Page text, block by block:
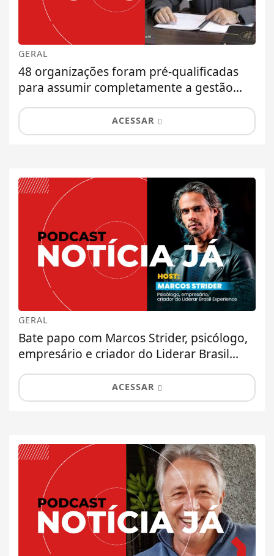
GERAL
48 organizações foram pré-qualificadas
para assumir completamente a gestão...
ACESSAR
GERAL
Bate papo com Marcos Strider, psicólogo,
empresário e criador do Liderar Brasil...
ACESSAR